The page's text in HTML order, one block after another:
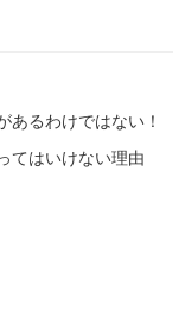
あるわけではない！
てはいけない理由